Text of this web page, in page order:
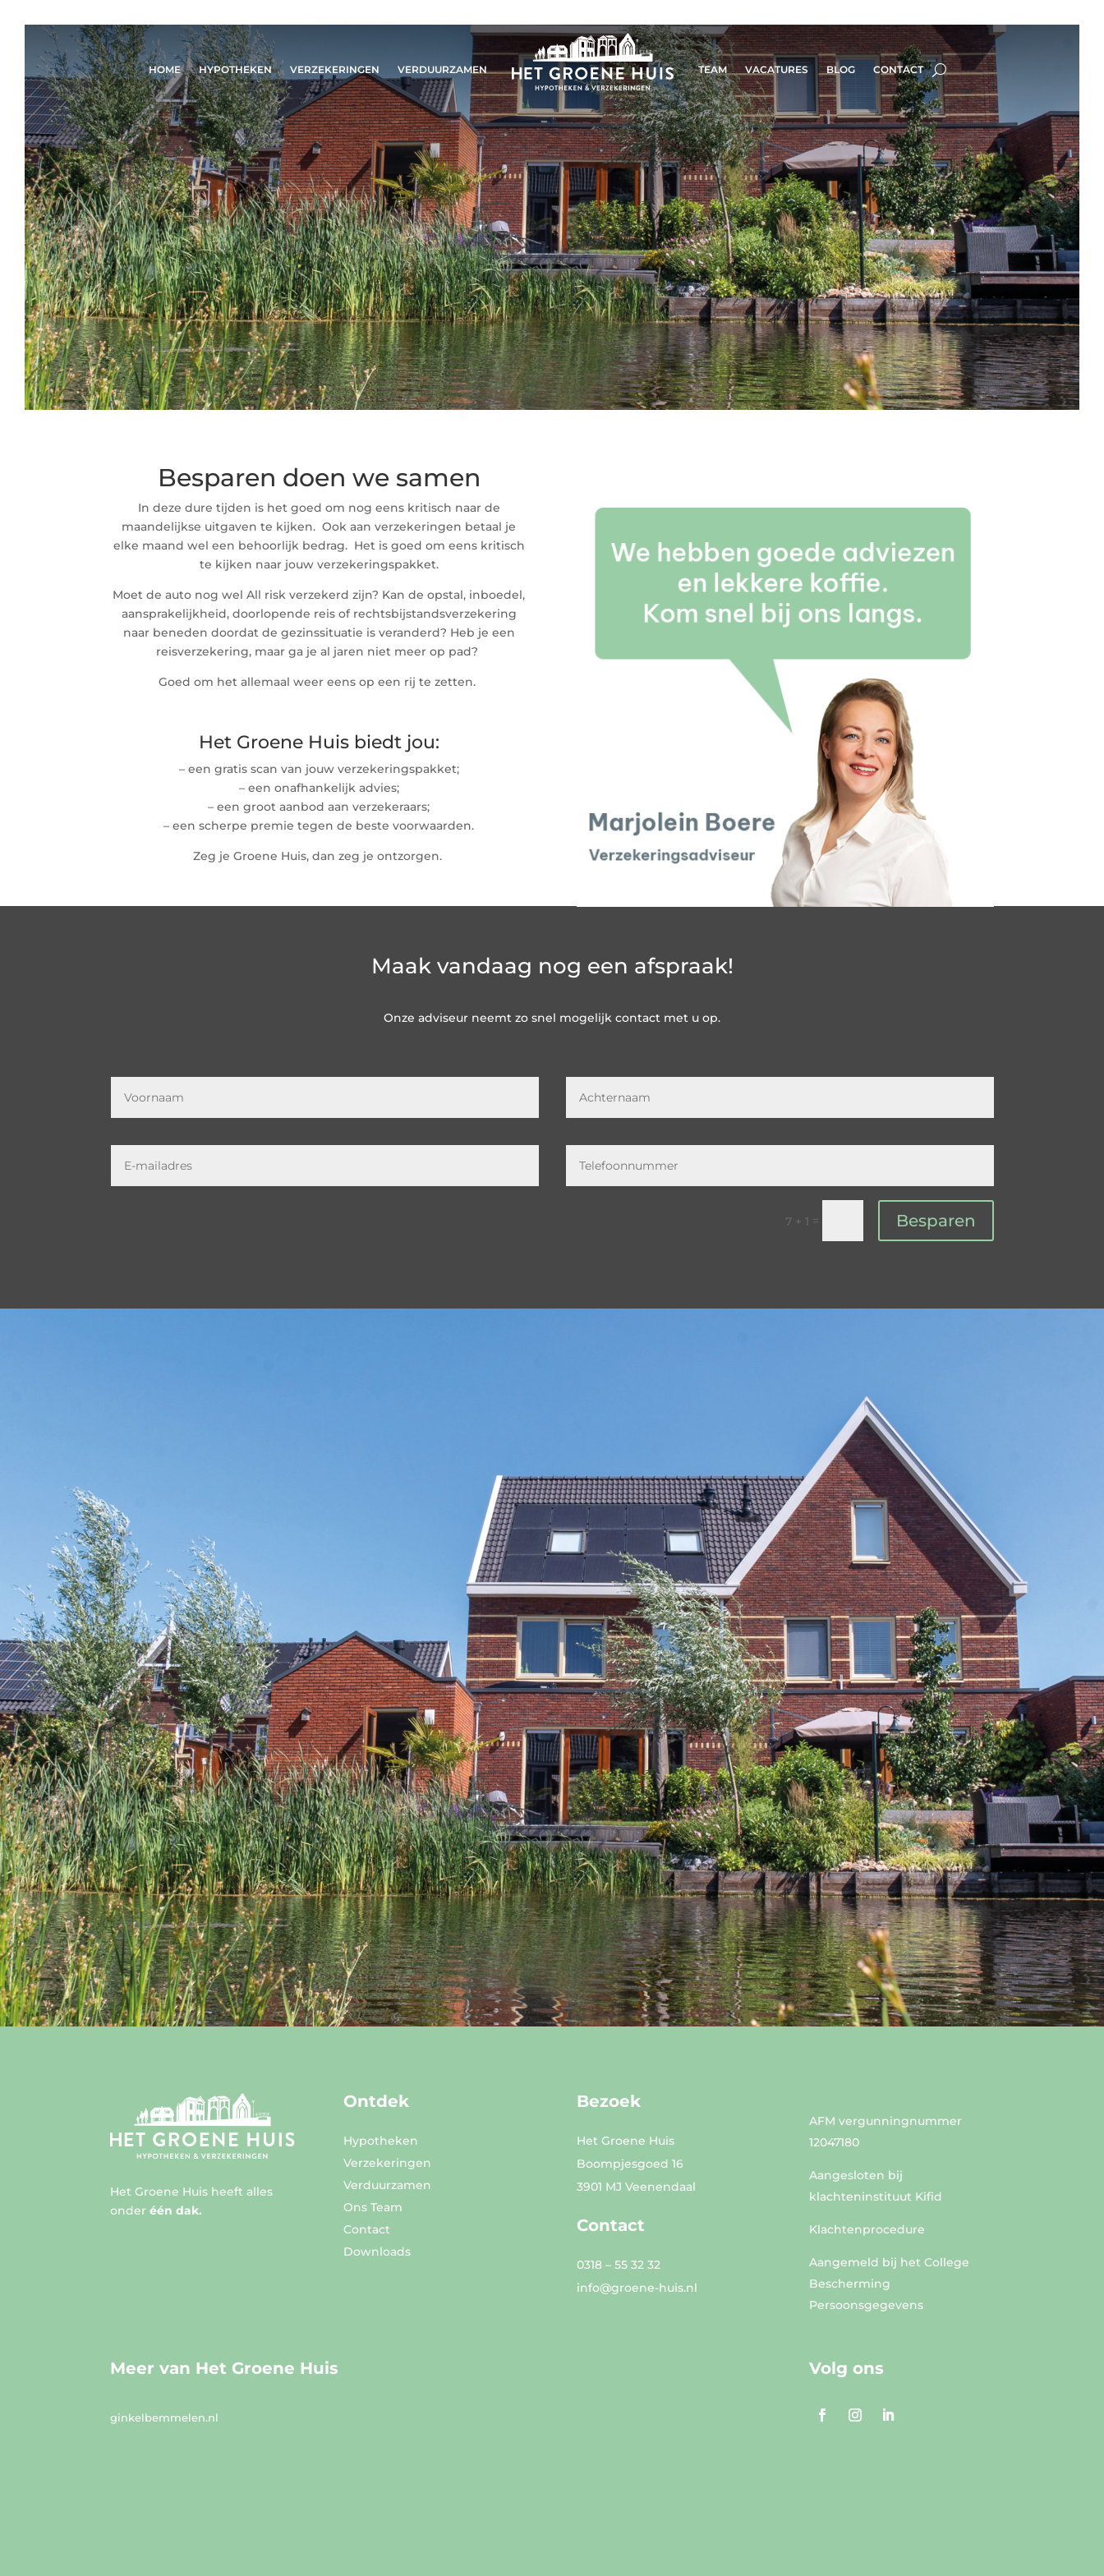
HOME HYPOTHEKEN VERZEKERINGEN VERDUURZAMEN TEAM VACATURES BLOG CONTACT
Besparen doen we samen
In deze dure tijden is het goed om nog eens kritisch naar de
maandelijkse uitgaven te kijken.Ook aan verzekeringen betaal je
elke maand wel een behoorlijk bedrag. Het is goed om eens kritisch
te kijken naar jouw verzekeringspakket.
Moet de auto nog wel All risk verzekerd zijn? Kan de opstal, inboedel,
aansprakelijkheid, doorlopende reis of rechtsbijstandsverzekering
naar beneden doordat de gezinssituatie is veranderd? Heb je een
reisverzekering, maar ga je al jaren niet meer op pad?
Goed om het allemaal weer eens op een rij te zetten.
Het Groene Huis biedt jou:
– een gratis scan van jouw verzekeringspakket;
– een onafhankelijk advies;
– een groot aanbod aan verzekeraars;
– een scherpe premie tegen de beste voorwaarden.
Zeg je Groene Huis, dan zeg je ontzorgen.
Maak vandaag nog een afspraak!
Onze adviseur neemt zo snel mogelijk contact met u op.
7 + 1 = Besparen
Het Groene Huis heeft alles
onderéén dak.
Ontdek
Hypotheken
Verzekeringen
Verduurzamen
Ons Team
Contact
Downloads
Bezoek
Het Groene Huis
Boompjesgoed 16
3901 MJ Veenendaal
Contact
0318 – 55 32 32
info@groene-huis.nl
AFM vergunningnummer
12047180
Aangesloten bij
klachteninstituut Kifid
Klachtenprocedure
Aangemeld bij het College
Bescherming
Persoonsgegevens
Meer van Het Groene Huis
ginkelbemmelen.nl
Volg ons